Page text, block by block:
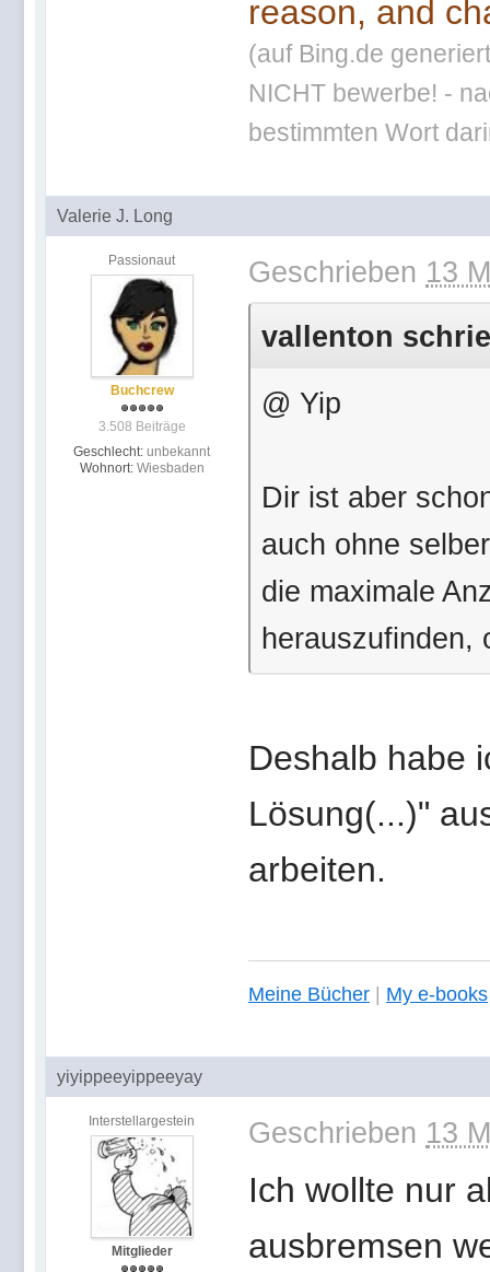
reason, and
(auf Bing.de
NICHT bewerbe! -
bestimmten Wort
Valerie J. Long
Passionaut
Buchcrew
3.508 Beiträge
Geschlecht: unbekannt
Wohnort: Wiesbaden
Geschrieben 13
vallenton
@ Yip
Dir ist aber
auch ohne
die maximale
herauszufinden,
Deshalb habe
Lösung(...)"
arbeiten.
Meine Bücher | My e-books
yiyippeeyippeeyay
Interstellargestein
Mitglieder
Geschrieben 13
Ich wollte nur
ausbremsen